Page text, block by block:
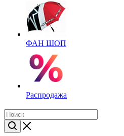
ФАН ШОП
Распродажа